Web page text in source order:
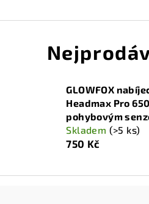
GLOWFOX
Headmax Pro
pohybovým
Skladem (>5 ks)
750 Kč